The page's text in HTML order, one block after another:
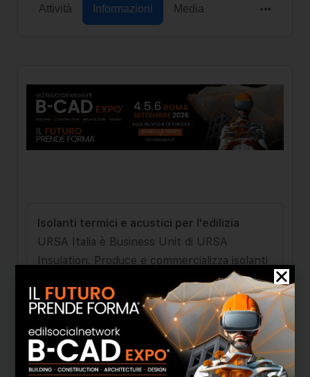
Attività Informazioni Media
Isolanti termici e acustici per l'edilizia
URSA Italia è Business Unit di URSA
Insulation. Produce e commercializza isolanti
termici ed isolanti acustici per l'edilizia. Le
sue due principali linee di prodotto sono
Ursa XPS, pannelli in polistirene estruso per
l’isolamento termico di coperture, pareti e
pavimenti; URSA GLASSWOOL e URSA
TERRA pannelli e feltri in lana di vetro e lana